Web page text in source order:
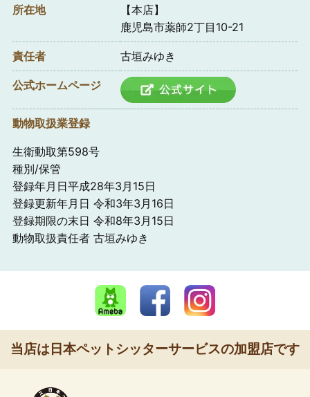
所在地
【本店】
鹿児島市薬師2丁目10-21
責任者 古垣みゆき
公式ホームページ
動物取扱業登録
生衛動取第598号
種別/保管
登録年月日平成28年3月15日
登録更新年月日 令和3年3月16日
登録期限の末日 令和8年3月15日
動物取扱責任者 古垣みゆき
当店は日本ペットシッターサービスの加盟店です